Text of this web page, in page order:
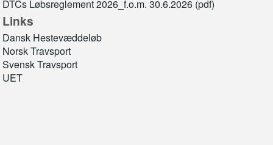
DTCs Løbsreglement 2026_f.o.m. 30.6.2026 (pdf)
Links
Dansk Hestevæddeløb
Norsk Travsport
Svensk Travsport
UET